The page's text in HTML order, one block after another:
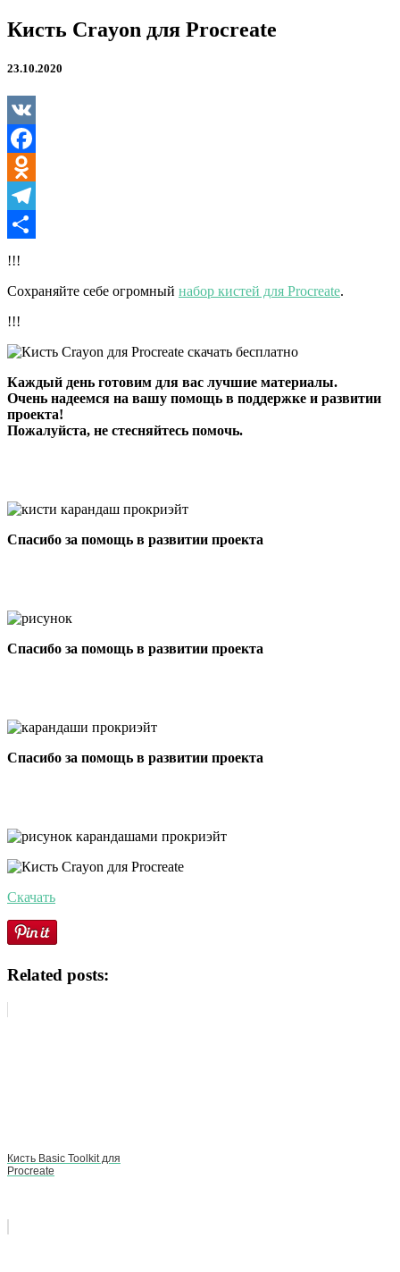
Кисть
Crayon
Procreate
Кисть Crayon для Procreate
23.10.2020
VK
Facebook
Odnoklassniki
Telegram
Отправить
!!!
Сохраняйте себе огромный набор кистей для Procreate.
!!!
Каждый день готовим для вас лучшие материалы.
Очень надеемся на вашу помощь в поддержке и развитии
проекта!
Пожалуйста, не стесняйтесь помочь.
Спасибо за помощь в развитии проекта
Спасибо за помощь в развитии проекта
Спасибо за помощь в развитии проекта
Скачать
Related posts:
Кисть Basic Toolkit для
Procreate